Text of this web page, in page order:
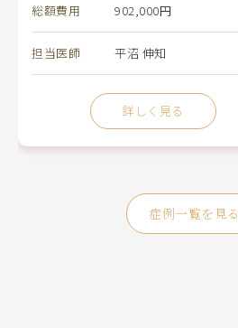
総額費用 902,000円
担当医師 平沼 伸知
症例一覧を見る